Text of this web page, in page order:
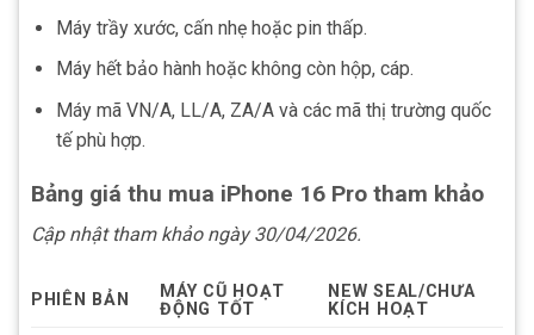
Máy trầy xước, cấn nhẹ hoặc pin thấp.
Máy hết bảo hành hoặc không còn hộp, cáp.
Máy mã VN/A, LL/A, ZA/A và các mã thị trường quốc
tế phù hợp.
Bảng giá thu mua iPhone 16 Pro tham khảo
Cập nhật tham khảo ngày 30/04/2026.
PHIÊN BẢN
MÁY CŨ HOẠT
ĐỘNG TỐT
NEW SEAL/CHƯA
KÍCH HOẠT